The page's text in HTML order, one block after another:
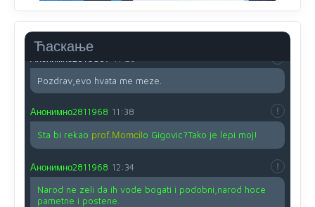
Ћаскање
Pozdrav,evo hvata me meze.
Анонимно2811968 11:38
Sta bi rekao prof.Momcilo Gigovic?Tako je lepi moj!
Анонимно2811968 12:34
Narod ne zeli da ih vode bogati i podobni,narod hoce
pametne i postene.